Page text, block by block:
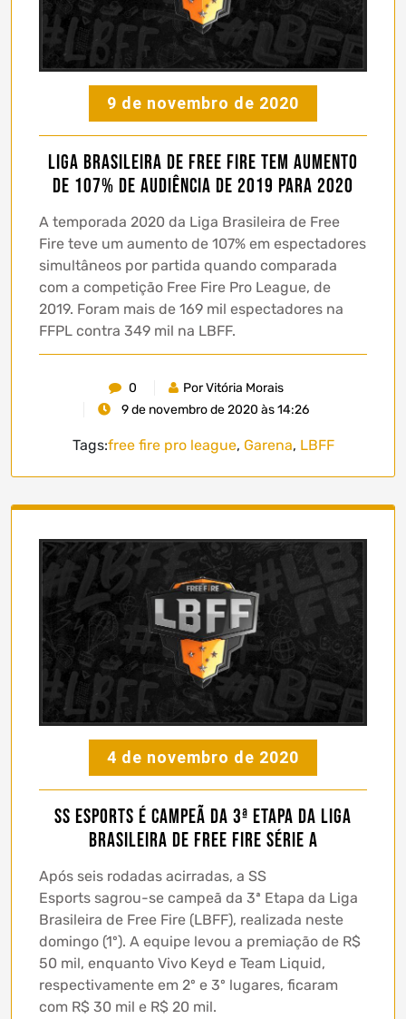
9 de novembro de 2020
Liga Brasileira de Free Fire tem aumento
de 107% de audiência de 2019 para 2020
A temporada 2020 da Liga Brasileira de Free
Fire teve um aumento de 107% em espectadores
simultâneos por partida quando comparada
com a competição Free Fire Pro League, de
2019. Foram mais de 169 mil espectadores na
FFPL contra 349 mil na LBFF.
0
Por Vitória Morais
9 de novembro de 2020 às 14:26
Tags:free fire pro league, Garena, LBFF
4 de novembro de 2020
SS Esports é campeã da 3ª Etapa da Liga
Brasileira de Free Fire Série A
Após seis rodadas acirradas, a SS
Esports sagrou-se campeã da 3ª Etapa da Liga
Brasileira de Free Fire (LBFF), realizada neste
domingo (1º). A equipe levou a premiação de R$
50 mil, enquanto Vivo Keyd e Team Liquid,
respectivamente em 2º e 3º lugares, ficaram
com R$ 30 mil e R$ 20 mil.